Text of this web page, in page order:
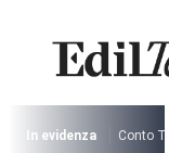
contenuto
In evidenza Conto
I più cercati
Lorem ipsum
Lorem ipsum